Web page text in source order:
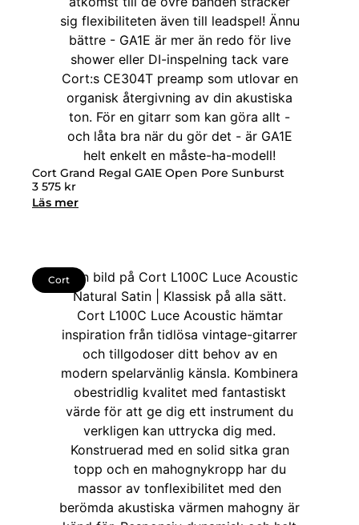
Cort Grand Regal GA1E Open Pore Sunburst
3 575 kr
Läs mer
Cort